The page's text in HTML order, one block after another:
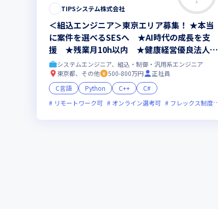
TIPSシステム株式会社
＜組込エンジニア＞東京エリア募集！ ★本当
に案件を選べるSESへ ★AI時代の成長を支
援 ★残業月10h以内 ★健康経営優良法人20
26認定
システムエンジニア、組込・制御・汎用系エンジニア
東京都、その他
500-800万円
正社員
C言語
Python C++
C#
リモートワーク可
オンライン選考可 フレックス制度あり